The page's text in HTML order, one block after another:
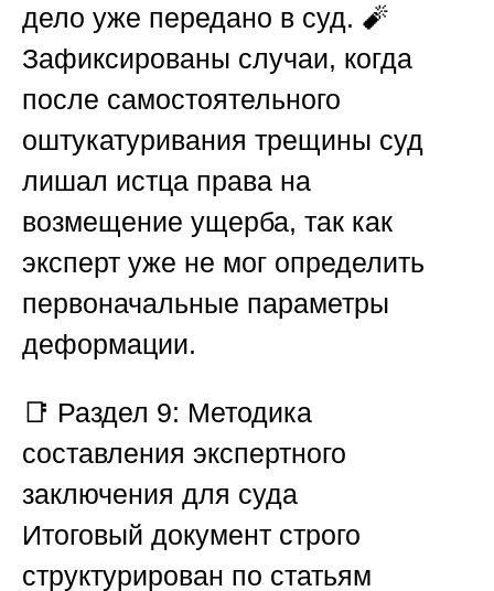
дело уже передано в суд. 🧨
Зафиксированы случаи, когда
после самостоятельного
оштукатуривания трещины суд
лишал истца права на
возмещение ущерба, так как
эксперт уже не мог определить
первоначальные параметры
деформации.
📑 Раздел 9: Методика
составления экспертного
заключения для суда
Итоговый документ строго
структурирован по статьям